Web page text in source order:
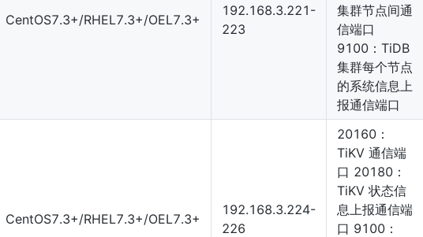
CentOS7.3+/RHEL7.3+/OEL7.3+
192.168.3.221-
223
集群节点间通
信端口
9100：TiDB
集群每个节点
的系统信息上
报通信端口
CentOS7.3+/RHEL7.3+/OEL7.3+
192.168.3.224-
226
20160：
TiKV 通信端
口 20180：
TiKV 状态信
息上报通信端
口 9100：